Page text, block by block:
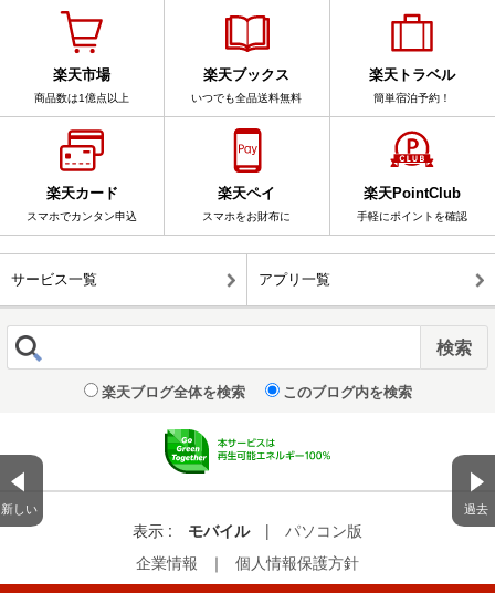
新しい 過去
楽天市場
商品数は1億点以上
楽天ブックス
いつでも全品送料無料
楽天トラベル
簡単宿泊予約！
楽天カード
スマホでカンタン申込
楽天ペイ
スマホをお財布に
楽天PointClub
手軽にポイントを確認
サービス一覧 アプリ一覧
楽天ブログ全体を検索 このブログ内を検索
表示 : モバイル |
パソコン版
企業情報
｜ 個人情報保護方針